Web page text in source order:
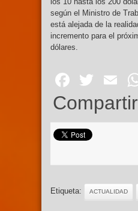
según el Ministro de
está alejada de la
incremento para el
dólares.
Compartir
Etiqueta: ACTUALIDAD